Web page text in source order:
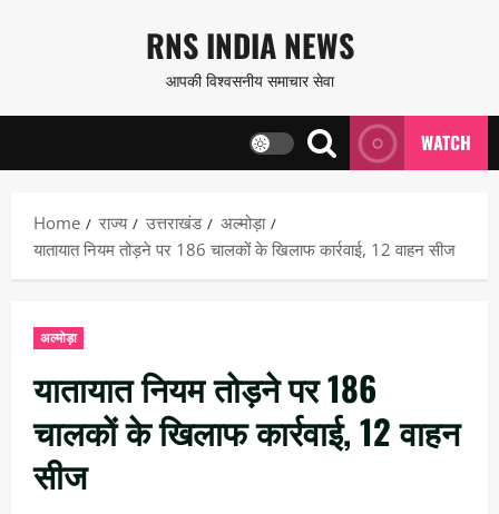
content
RNS INDIA NEWS
आपकी विश्वसनीय समाचार सेवा
WATCH
Home राज्य उत्तराखंड
अल्मोड़ा
यातायात नियम तोड़ने पर 186 चालकों के खिलाफ कार्रवाई, 12 वाहन सीज
अल्मोड़ा
यातायात नियम तोड़ने पर 186
चालकों के खिलाफ कार्रवाई, 12 वाहन
सीज